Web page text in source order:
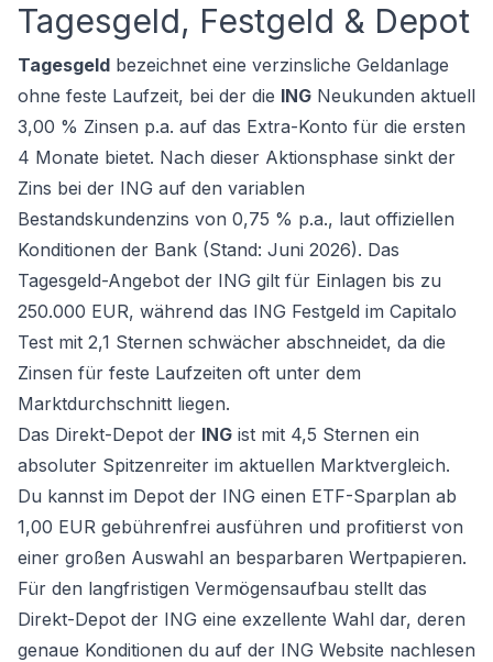
Tagesgeld, Festgeld & Depot
Tagesgeld bezeichnet eine verzinsliche Geldanlage
ohne feste Laufzeit, bei der die ING Neukunden aktuell
3,00 % Zinsen p.a. auf das Extra-Konto für die ersten
4 Monate bietet. Nach dieser Aktionsphase sinkt der
Zins bei der ING auf den variablen
Bestandskundenzins von 0,75 % p.a., laut offiziellen
Konditionen der Bank (Stand: Juni 2026). Das
Tagesgeld-Angebot der ING gilt für Einlagen bis zu
250.000 EUR, während das ING Festgeld im Capitalo
Test mit 2,1 Sternen schwächer abschneidet, da die
Zinsen für feste Laufzeiten oft unter dem
Marktdurchschnitt liegen.
Das Direkt-Depot der ING ist mit 4,5 Sternen ein
absoluter Spitzenreiter im aktuellen Marktvergleich.
Du kannst im Depot der ING einen ETF-Sparplan ab
1,00 EUR gebührenfrei ausführen und profitierst von
einer großen Auswahl an besparbaren Wertpapieren.
Für den langfristigen Vermögensaufbau stellt das
Direkt-Depot der ING eine exzellente Wahl dar, deren
genaue Konditionen du auf der ING Website nachlesen